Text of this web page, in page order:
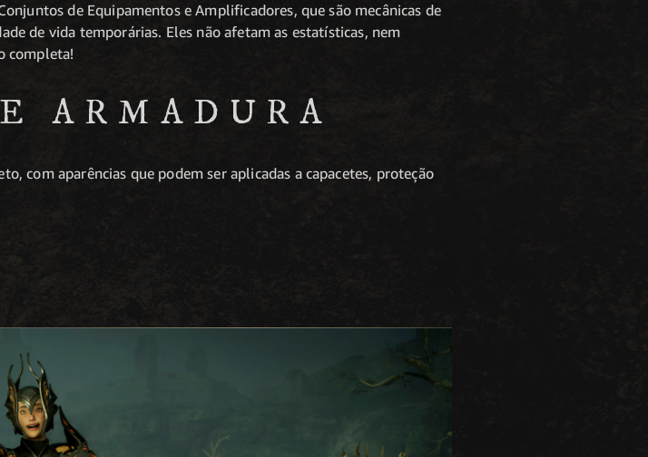
de Equipamentos e Amplificadores, que são mecânicas de
de vida temporárias. Eles não afetam as estatísticas, nem
completa!
ARMADURA
com aparências que podem ser aplicadas a capacetes, proteção